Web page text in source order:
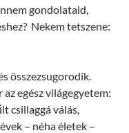
gondolataid,
Nekem tetszene:
összezsugorodik.
egész világegyetem:
csillaggá válás,
– néha életek –